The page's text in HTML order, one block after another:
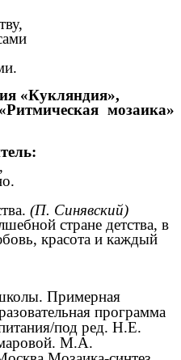
«Кукляндия»,
мозаика»
(П. Синявский)
стране детства, в
красота и каждый
Примерная
программа
под ред. Н.Е.
М.А.